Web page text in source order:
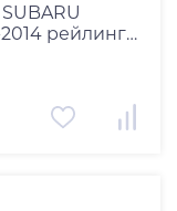
рейлинги